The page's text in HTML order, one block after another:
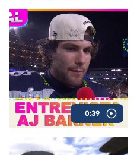
0:39